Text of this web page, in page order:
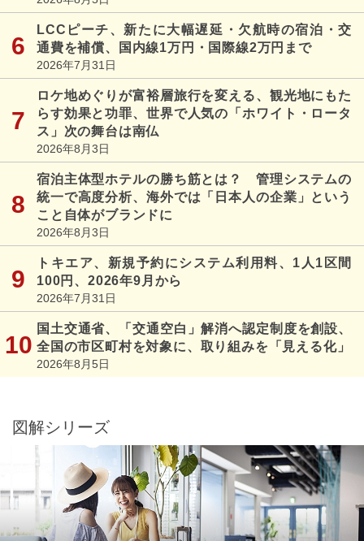
LCCピーチ、新たに大幅遅延・欠航時の宿泊・交
通費を補償、国内線1万円・国際線2万円まで
2026年7月31日
ロケ地めぐりが富裕層旅行を変える、観光地にもた
らす効果と功罪、世界で人気の「ホワイト・ロータ
ス」次の舞台は南仏
2026年8月3日
宿泊主体型ホテルの勝ち筋とは？ 管理システムの
統一で高度分析、海外では「日本人の企業」という
こと自体がブランドに
2026年8月3日
トキエア、新規予約にシステム利用料、1人1区間
100円、2026年9月から
2026年7月31日
国土交通省、「交通空白」解消へ認定制度を創設、
全国の市区町村を対象に、取り組みを「見える化」
2026年8月5日
図解シリーズ